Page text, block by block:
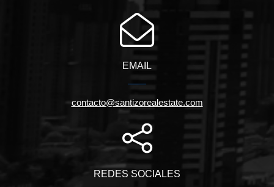
EMAIL
contacto@santizorealestate.com
REDES SOCIALES